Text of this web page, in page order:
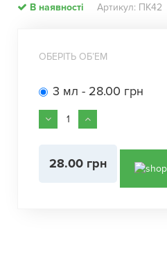
В наявності Артикул: ПК42
ОБЕРІТЬ ОБʼЕМ
3 мл - 28.00 грн
28.00 грн